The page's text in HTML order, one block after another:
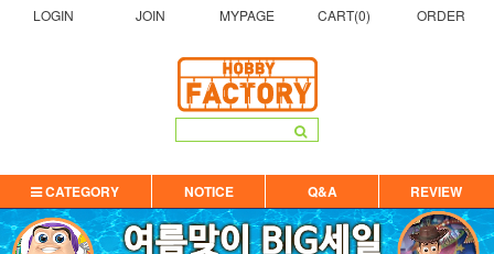
LOGIN JOIN MYPAGE CART(0) ORDER
CATEGORY NOTICE Q&A REVIEW